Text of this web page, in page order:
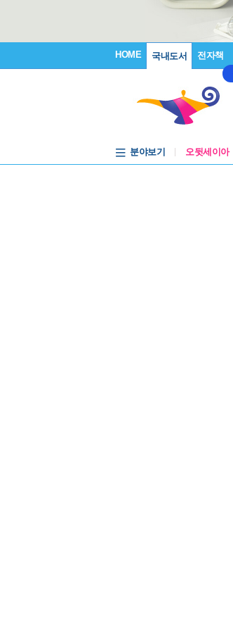
HOME 국내도서 전자책
분야보기 오뒷세이아